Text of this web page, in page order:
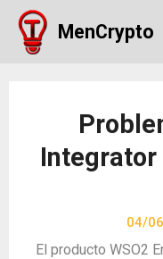
Skip
content
MenCrypto
Integrator
04/
El producto WSO2